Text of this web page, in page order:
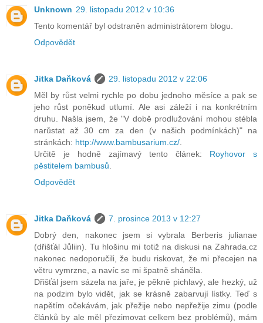
Unknown 29. listopadu 2012 v 10:36
Tento komentář byl odstraněn administrátorem blogu.
Odpovědět
Jitka Daňková
29. listopadu 2012 v 22:06
Měl by růst velmi rychle po dobu jednoho měsíce a pak se
jeho růst poněkud utlumí. Ale asi záleží i na konkrétním
druhu. Našla jsem, že "V době prodlužování mohou stébla
narůstat až 30 cm za den (v našich podmínkách)" na
stránkách: http://www.bambusarium.cz/.
Určitě je hodně zajímavý tento článek: Royhovor s
pěstitelem bambusů.
Odpovědět
Jitka Daňková
7. prosince 2013 v 12:27
Dobrý den, nakonec jsem si vybrala Berberis julianae
(dřišťál Jůliin). Tu hlošinu mi totiž na diskusi na Zahrada.cz
nakonec nedoporučili, že budu riskovat, že mi přecejen na
větru vymrzne, a navíc se mi špatně sháněla.
Dřišťál jsem sázela na jaře, je pěkně pichlavý, ale hezký, už
na podzim bylo vidět, jak se krásně zabarvují lístky. Teď s
napětím očekávám, jak přežije nebo nepřežije zimu (podle
článků by ale měl přezimovat celkem bez problémů), mám